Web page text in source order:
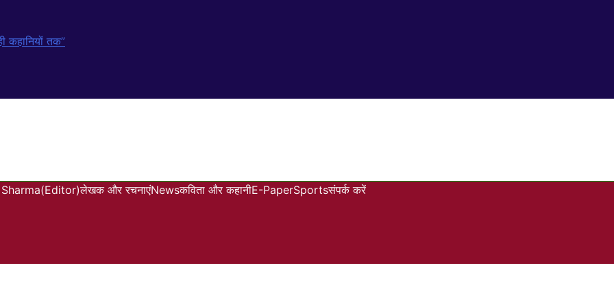
कहानियों तक”
लेखक और रचनाएंNewsकविता और कहानीE-PaperSportsसंपर्क करें